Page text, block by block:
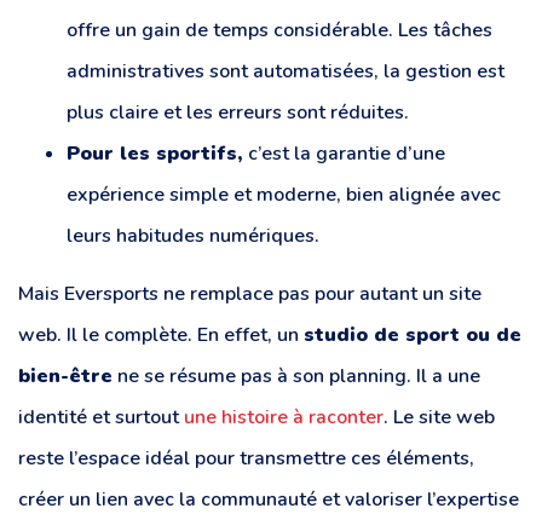
offre un gain de temps considérable. Les tâches
administratives sont automatisées, la gestion est
plus claire et les erreurs sont réduites.
Pour les sportifs, c’est la garantie d’une
expérience simple et moderne, bien alignée avec
leurs habitudes numériques.
Mais Eversports ne remplace pas pour autant un site
web. Il le complète. En effet, un studio de sport ou de
bien-être ne se résume pas à son planning. Il a une
identité et surtoutune histoire à raconter. Le site web
reste l’espace idéal pour transmettre ces éléments,
créer un lien avec la communauté et valoriser l’expertise